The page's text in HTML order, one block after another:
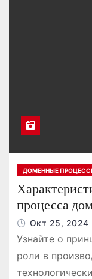
ДОМЕННЫЕ
процесса
Окт 25, 2024
Узнайте о
роли в